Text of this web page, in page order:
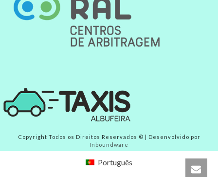
Copyright Todos os Direitos Reservados © | Desenvolvido por
Inboundware
Português